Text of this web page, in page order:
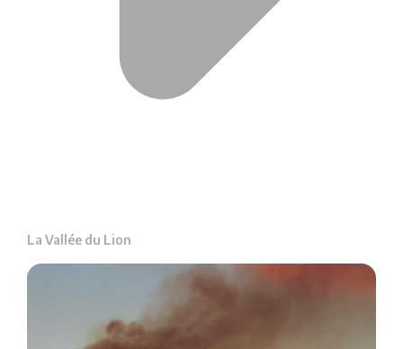
La Vallée du Lion